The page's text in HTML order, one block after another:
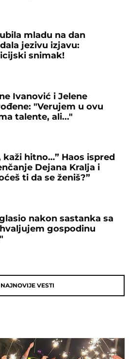
mladu na dan
jezivu izjavu:
snimak!
Ivanović i Jelene
"Verujem u ovu
talente, ali..."
kaži hitno…” Haos ispred
Dejana Kralja i
ti da se ženiš?”
nakon sastanka sa
gospodinu
VESTI